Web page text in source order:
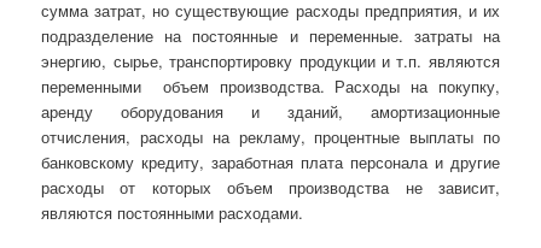
сумма затрат, но существующие расходы предприятия, и их
подразделение на постоянные и переменные. затраты на
энергию, сырье, транспортировку продукции и т.п. являются
переменными объем производства. Расходы на покупку,
аренду оборудования и зданий, амортизационные
отчисления, расходы на рекламу, процентные выплаты по
банковскому кредиту, заработная плата персонала и другие
расходы от которых объем производства не зависит,
являются постоянными расходами.